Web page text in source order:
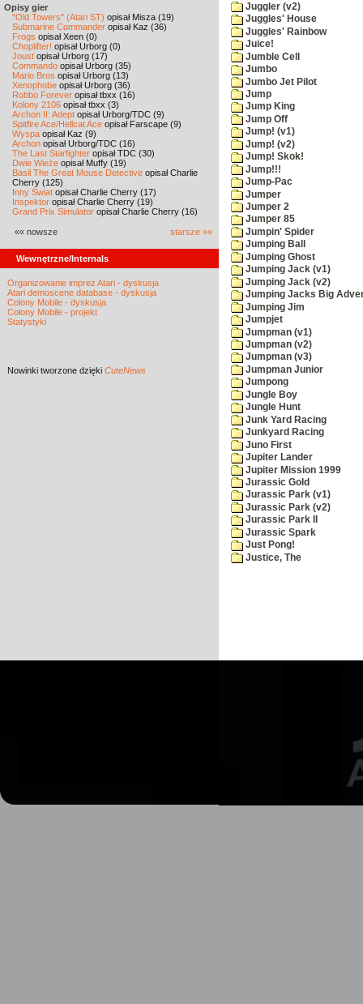
Opisy gier
"Old Towers" (Atari ST) opisał Misza (19)
Submarine Commander opisał Kaz (36)
Frogs opisał Xeen (0)
Choplifter! opisał Urborg (0)
Joust opisał Urborg (17)
Commando opisał Urborg (35)
Mario Bros opisał Urborg (13)
Xenophobe opisał Urborg (36)
Robbo Forever opisał tbxx (16)
Kolony 2106 opisał tbxx (3)
Archon II: Adept opisał Urborg/TDC (9)
Spitfire Ace/Hellcat Ace opisał Farscape (9)
Wyspa opisał Kaz (9)
Archon opisał Urborg/TDC (16)
The Last Starfighter opisał TDC (30)
Dwie Wieże opisał Muffy (19)
Basil The Great Mouse Detective opisał Charlie
Cherry (125)
Inny Świat opisał Charlie Cherry (17)
Inspektor opisał Charlie Cherry (19)
Grand Prix Simulator opisał Charlie Cherry (16)
«« nowsze starsze »»
Wewnętrzne/Internals
Organizowanie imprez Atari - dyskusja
Atari demoscene database - dyskusja
Colony Mobile - dyskusja
Colony Mobile - projekt
Statystyki
Nowinki tworzone dzięki CuteNews
Juggler (v2)
Juggles' House
Juggles' Rainbow
Juice!
Jumble Cell
Jumbo
Jumbo Jet Pilot
Jump
Jump King
Jump Off
Jump! (v1)
Jump! (v2)
Jump! Skok!
Jump!!!
Jump-Pac
Jumper
Jumper 2
Jumper 85
Jumpin' Spider
Jumping Ball
Jumping Ghost
Jumping Jack (v1)
Jumping Jack (v2)
Jumping Jacks Big
Jumping Jim
Jumpjet
Jumpman (v1)
Jumpman (v2)
Jumpman (v3)
Jumpman Junior
Jumpong
Jungle Boy
Jungle Hunt
Junk Yard Racing
Junkyard Racing
Juno First
Jupiter Lander
Jupiter Mission 1999
Jurassic Gold
Jurassic Park (v1)
Jurassic Park (v2)
Jurassic Park II
Jurassic Spark
Just Pong!
Justice, The